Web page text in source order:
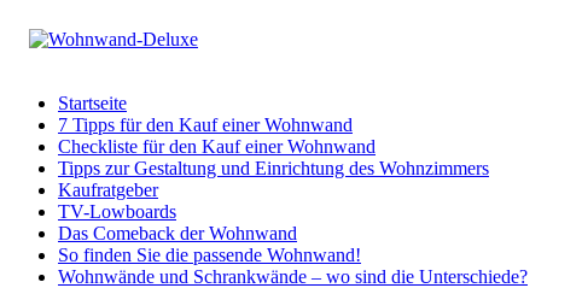
Startseite
7 Tipps für den Kauf einer Wohnwand
Checkliste für den Kauf einer Wohnwand
Tipps zur Gestaltung und Einrichtung des Wohnzimmers
Kaufratgeber
TV-Lowboards
Das Comeback der Wohnwand
So finden Sie die passende Wohnwand!
Wohnwände und Schrankwände – wo sind die Unterschiede?